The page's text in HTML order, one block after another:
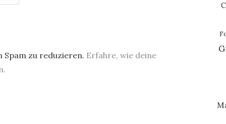
Spam zu reduzieren. Erfahre, wie deine